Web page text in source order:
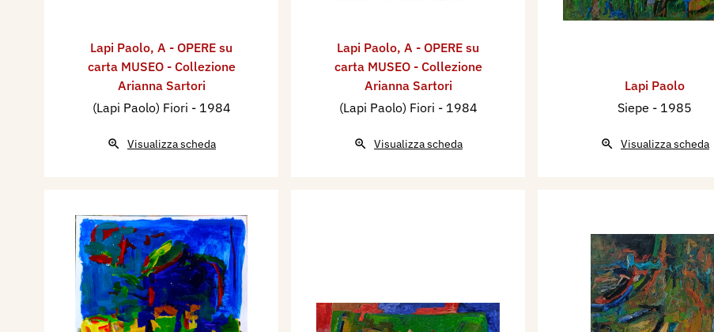
Lapi Paolo, A - OPERE su
carta MUSEO - Collezione
Arianna Sartori
(Lapi Paolo) Fiori - 1984
Visualizza scheda
Lapi Paolo, A - OPERE su
carta MUSEO - Collezione
Arianna Sartori
(Lapi Paolo) Fiori - 1984
Visualizza scheda
Lapi Paolo
Siepe - 1985
Visualizza scheda